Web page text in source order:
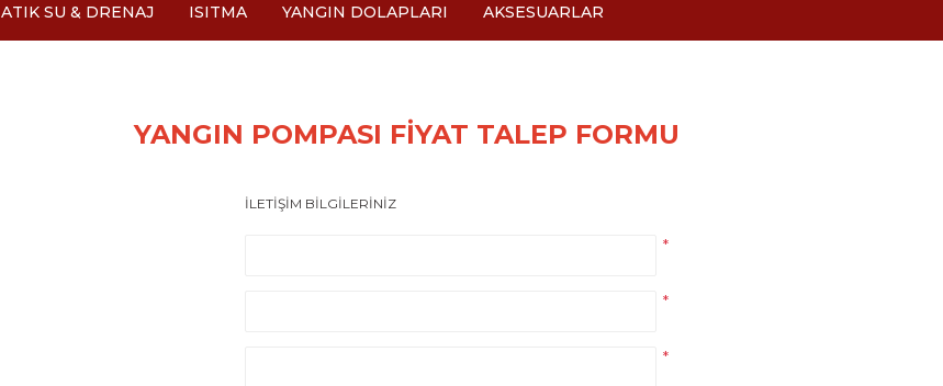
ATIK SU & DRENAJ ISITMA YANGIN DOLAPLARI AKSESUARLAR
YANGIN POMPASI FİYAT TALEP FORMU
İLETİŞİM BİLGİLERİNİZ
*
*
*